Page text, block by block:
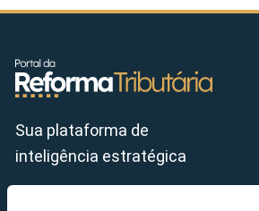
Sua plataforma de
inteligência estratégica